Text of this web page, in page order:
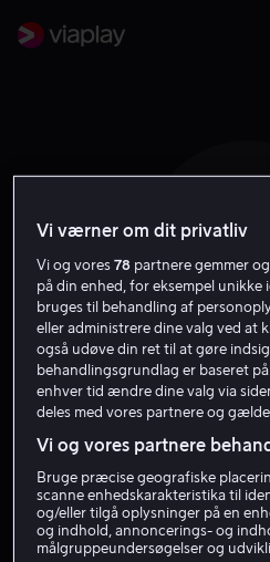
L
Lars
Vi værner om dit privatliv
Vi og vores78 partnere gemmer
på din enhed, for eksempel
bruges til behandling af
eller administrere dine valg ved at
også udøve din ret til at gøre
behandlingsgrundlag er baseret
enhver tid ændre dine valg via
deles med vores partnere og
Vi og vores partnere
Bruge præcise geografiske
scanne enhedskarakteristika til
og/eller tilgå oplysninger på en
og indhold, annoncerings- og
målgruppeundersøgelser og